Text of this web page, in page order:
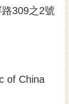
309之2號
of China